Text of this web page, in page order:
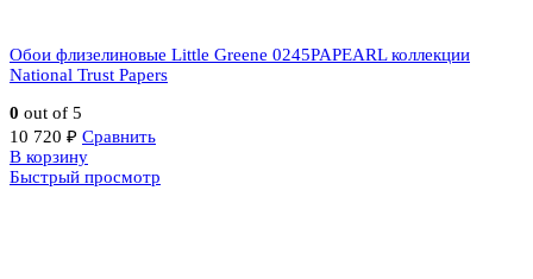
Обои флизелиновые Little Greene 0245PAPEARL коллекции
National Trust Papers
0 out of 5
10 720 ₽ Сравнить
В корзину
Быстрый просмотр